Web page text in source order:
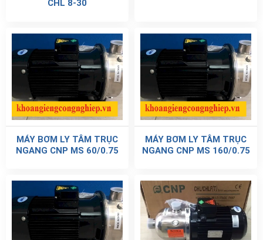
CHL 8-30
MÁY BƠM LY TÂM TRỤC
NGANG CNP MS 60/0.75
MÁY BƠM LY TÂM TRỤC
NGANG CNP MS 160/0.75